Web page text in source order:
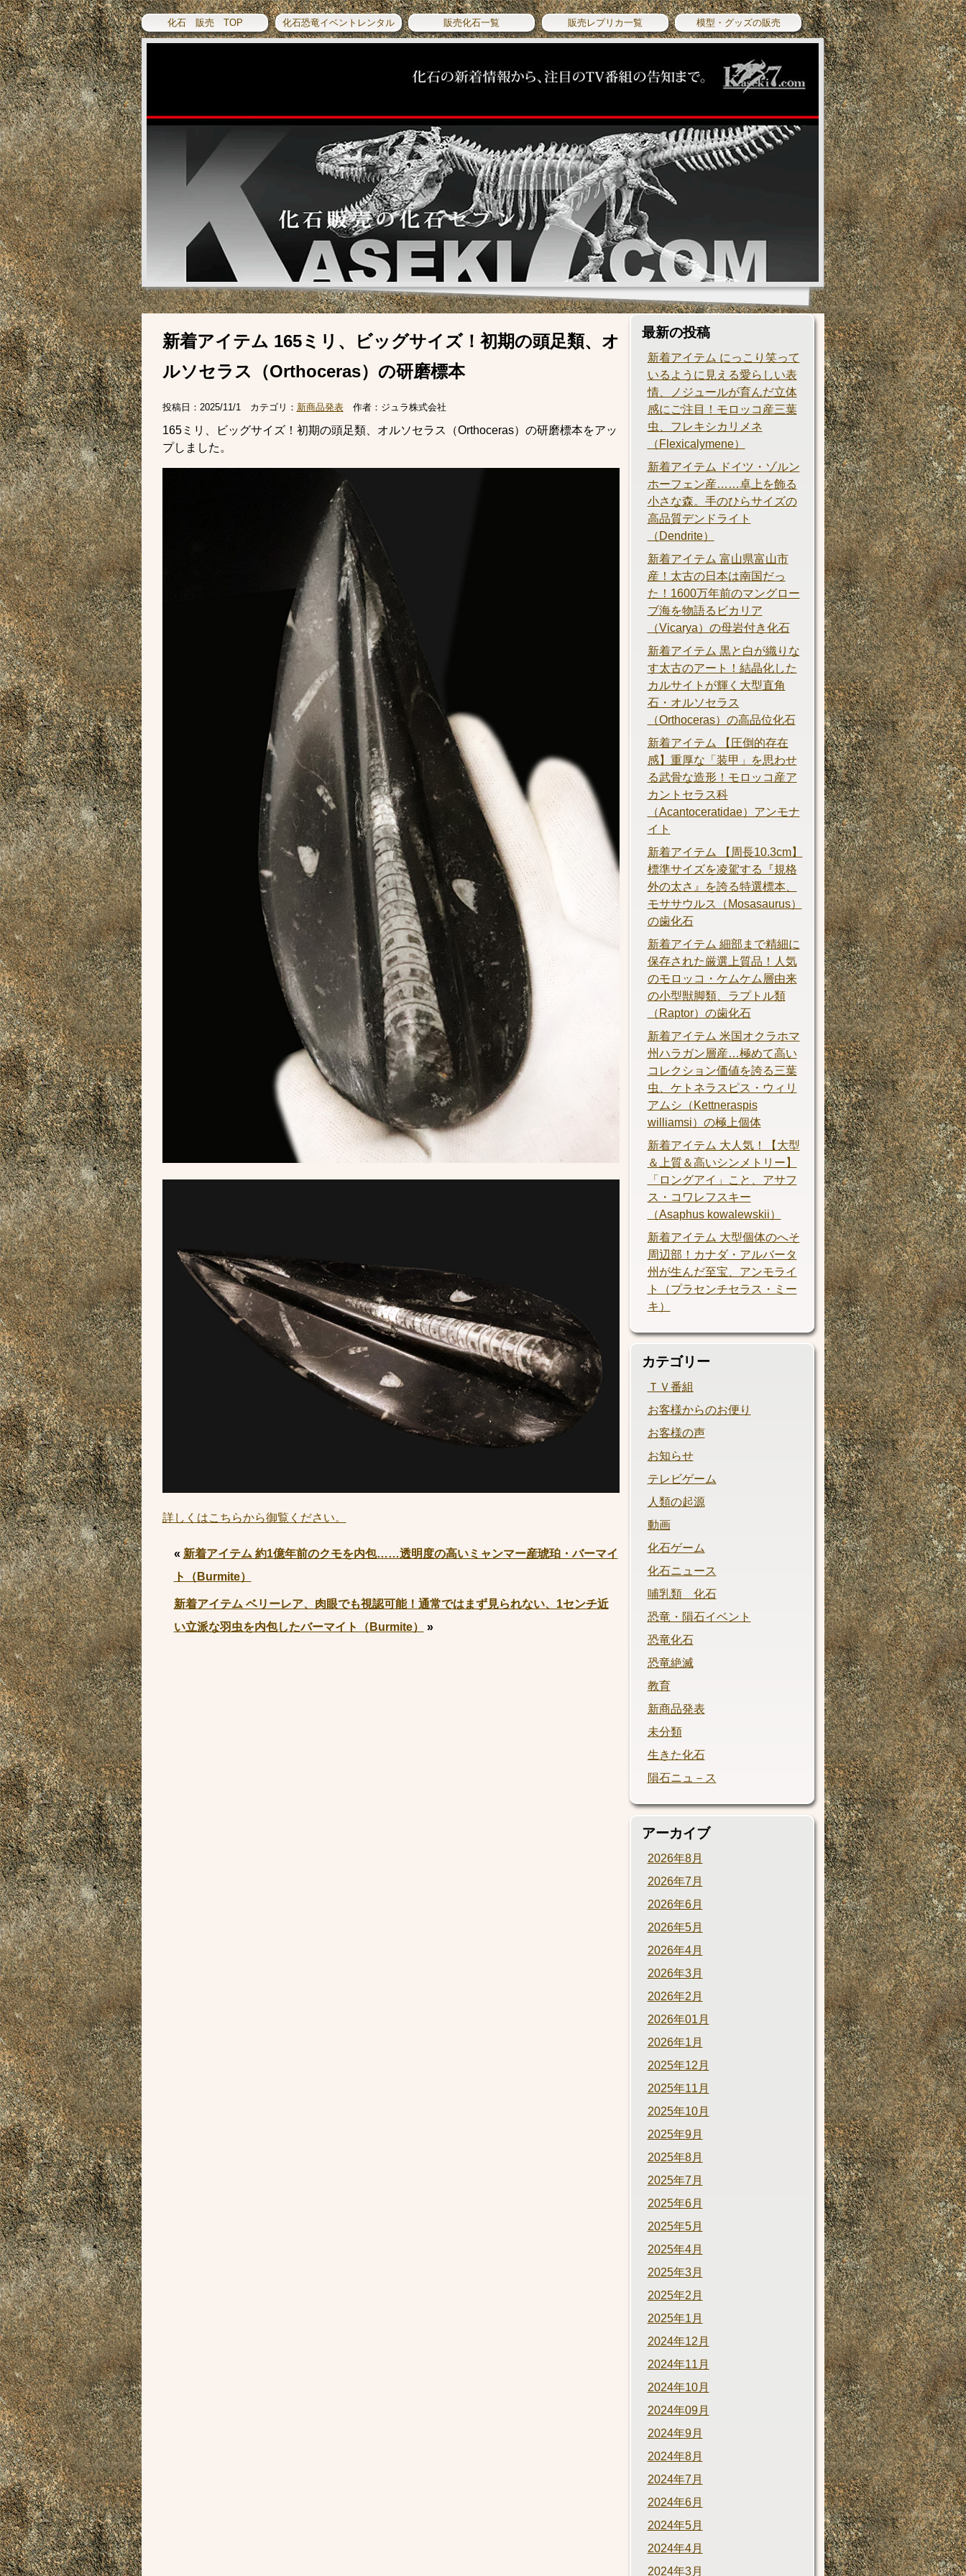
化石 販売 TOP 化石恐竜イベントレンタル 販売化石一覧 販売レプリカ一覧 模型・グッズの販売
新着アイテム 165ミリ、ビッグサイズ！初期の頭足類、オ
ルソセラス（Orthoceras）の研磨標本
投稿日： 2025/11/1カテゴリ： 新商品発表作者： ジュラ株式会社
165ミリ、ビッグサイズ！初期の頭足類、オルソセラス（Orthoceras）の研磨標本をアッ
プしました。
詳しくはこちらから御覧ください。
« 新着アイテム 約1億年前のクモを内包……透明度の高いミャンマー産琥珀・バーマイ
ト（Burmite）
新着アイテム ベリーレア、肉眼でも視認可能！通常ではまず見られない、1センチ近
い立派な羽虫を内包したバーマイト（Burmite）
»
最新の投稿
新着アイテム にっこり笑って
いるように見える愛らしい表
情、ノジュールが育んだ立体
感にご注目！モロッコ産三葉
虫、フレキシカリメネ
（Flexicalymene）
新着アイテム ドイツ・ゾルン
ホーフェン産……卓上を飾る
小さな森。手のひらサイズの
高品質デンドライト
（Dendrite）
新着アイテム 富山県富山市
産！太古の日本は南国だっ
た！1600万年前のマングロー
ブ海を物語るビカリア
（Vicarya）の母岩付き化石
新着アイテム 黒と白が織りな
す太古のアート！結晶化した
カルサイトが輝く大型直角
石・オルソセラス
（Orthoceras）の高品位化石
新着アイテム 【圧倒的存在
感】重厚な「装甲」を思わせ
る武骨な造形！モロッコ産ア
カントセラス科
（Acantoceratidae）アンモナ
イト
新着アイテム 【周長10.3cm】
標準サイズを凌駕する『規格
外の太さ』を誇る特選標本、
モササウルス（Mosasaurus）
の歯化石
新着アイテム 細部まで精細に
保存された厳選上質品！人気
のモロッコ・ケムケム層由来
の小型獣脚類、ラプトル類
（Raptor）の歯化石
新着アイテム 米国オクラホマ
州ハラガン層産…極めて高い
コレクション価値を誇る三葉
虫、ケトネラスピス・ウィリ
アムシ（Kettneraspis
williamsi）の極上個体
新着アイテム 大人気！【大型
＆上質＆高いシンメトリー】
「ロングアイ」こと、アサフ
ス・コワレフスキー
（Asaphus kowalewskii）
新着アイテム 大型個体のへそ
周辺部！カナダ・アルバータ
州が生んだ至宝、アンモライ
ト（プラセンチセラス・ミー
キ）
カテゴリー
ＴＶ番組
お客様からのお便り
お客様の声
お知らせ
テレビゲーム
人類の起源
動画
化石ゲーム
化石ニュース
哺乳類 化石
恐竜・隕石イベント
恐竜化石
恐竜絶滅
教育
新商品発表
未分類
生きた化石
隕石ニュ－ス
アーカイブ
2026年8月
2026年7月
2026年6月
2026年5月
2026年4月
2026年3月
2026年2月
2026年01月
2026年1月
2025年12月
2025年11月
2025年10月
2025年9月
2025年8月
2025年7月
2025年6月
2025年5月
2025年4月
2025年3月
2025年2月
2025年1月
2024年12月
2024年11月
2024年10月
2024年09月
2024年9月
2024年8月
2024年7月
2024年6月
2024年5月
2024年4月
2024年3月